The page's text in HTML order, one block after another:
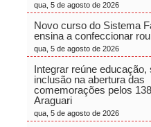
qua, 5 de agosto de 2026
Novo curso do Sistema
ensina a confeccionar
qua, 5 de agosto de 2026
Integrar reúne educação,
inclusão na abertura das
comemorações pelos
Araguari
qua, 5 de agosto de 2026